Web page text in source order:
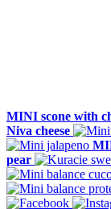
MINI scone with
Niva cheese
pear